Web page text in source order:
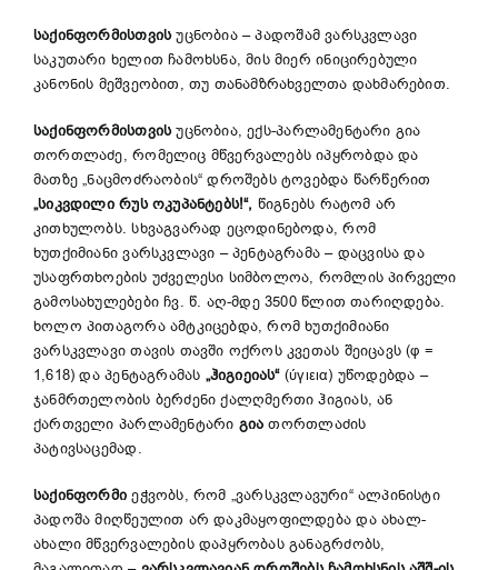
საქინფორმისთვისუცნობია – პადოშამ ვარსკვლავი
საკუთარი ხელით ჩამოხსნა, მის მიერ ინიცირებული
კანონის მეშვეობით, თუ თანამზრახველთა დახმარებით.
საქინფორმისთვისუცნობია, ექს-პარლამენტარი გია
თორთლაძე, რომელიც მწვერვალებს იპყრობდა და
მათზე „ნაცმოძრაობის“ დროშებს ტოვებდა წარწერით
„სიკვდილი რუს ოკუპანტებს!“, წიგნებს რატომ არ
კითხულობს. სხვაგვარად ეცოდინებოდა, რომ
ხუთქიმიანი ვარსკვლავი – პენტაგრამა – დაცვისა და
უსაფრთხოების უძველესი სიმბოლოა, რომლის პირველი
გამოსახულებები ჩვ. წ. აღ-მდე 3500 წლით თარიღდება.
ხოლო პითაგორა ამტკიცებდა, რომ ხუთქიმიანი
ვარსკვლავი თავის თავში ოქროს კვეთას შეიცავს (φ =
1,618) და პენტაგრამას „ჰიგიეიას“(ύγιεια) უწოდებდა –
ჯანმრთელობის ბერძენი ქალღმერთი ჰიგიას, ან
ქართველი პარლამენტარი გია თორთლაძის
პატივსაცემად.
საქინფორმი ეჭვობს, რომ „ვარსკვლავური“ ალპინისტი
პადოშა მიღწეულით არ დაკმაყოფილდება და ახალ-
ახალი მწვერვალების დაპყრობას განაგრძობს,